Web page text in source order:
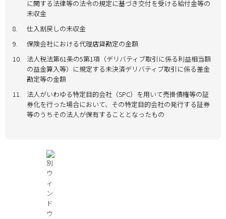
に関する法律等の法令の規定に基づき交付を受ける給付金等の
未収金
8.
仕入割戻しの未収金
9.
保険会社における代理店貸勘定の金額
10.
法人税法第61条の5第1項（デリバティブ取引に係る利益相当額
の益金算入等）に規定する未決済デリバティブ取引に係る差金
勘定等の金額
11.
法人がいわゆる特定目的会社（SPC）を用いて売掛債権等の証
券化を行った場合において、その特定目的会社の発行する証券
等のうちその法人が保有することとなったもの